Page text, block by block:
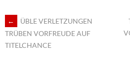
ARTIKEL-
NAVIGATION
←
ÜBLE VERLETZUNGEN
TRÜBEN VORFREUDE AUF
TITELCHANCE